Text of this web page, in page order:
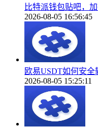
比特派钱包贴吧，
2026-08-05 16:56:45
欧易USDT如何安
2026-08-05 15:25:11